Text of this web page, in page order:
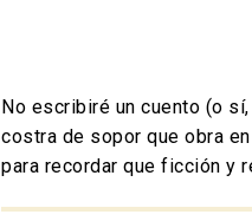
No escribiré un cuento (o
costra de sopor que obra
para recordar que ficción y